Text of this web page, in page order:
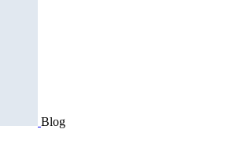
Blog